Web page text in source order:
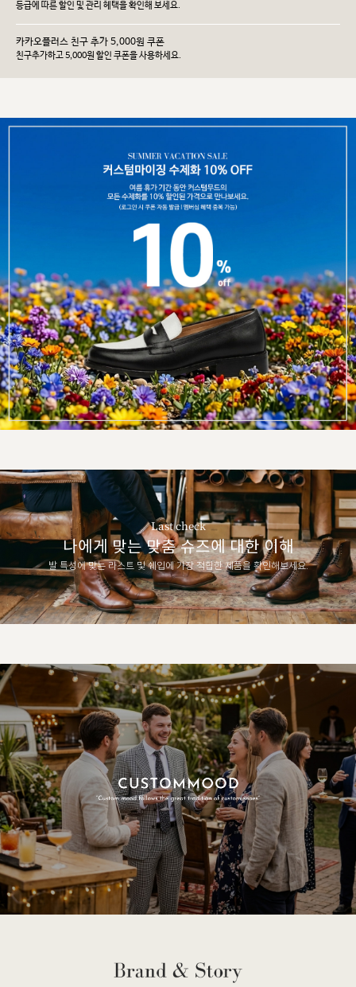
등급에 따른 할인 및 관리 헤택을 확인해 보세요.
카카오플러스 친구 추가 5,000원 쿠폰
친구추가하고 5,000원 할인 쿠폰을 사용하세요.
Last check
나에게 맞는 맞춤 슈즈에 대한 이해
발 특성에 맞는 라스트 및 쉐입에 가장 적합한 제품을 확인해보세요.